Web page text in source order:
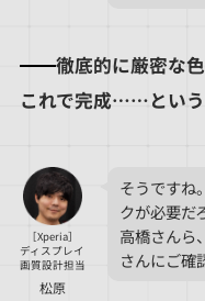
徹底的に厳密な
これで完成……という
［Xperia］
ディスプレイ
画質設計担当
松原
そうですね
クが必要だ
高橋さんら
さんにご確